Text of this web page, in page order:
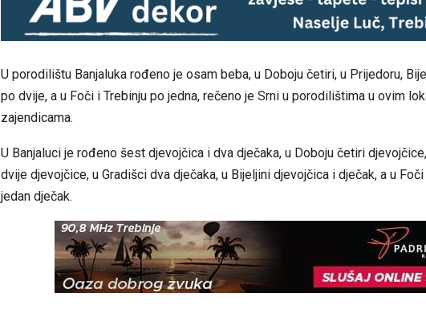
U porodilištu Banjaluka rođeno je osam beba, u Doboju četiri, u Prijedoru,
po dvije, a u Foči i Trebinju po jedna, rečeno je Srni u porodilištima u ovim
zajendicama.
U Banjaluci je rođeno šest djevojčica i dva dječaka, u Doboju četiri
dvije djevojčice, u Gradišci dva dječaka, u Bijeljini djevojčica i dječak, a u
jedan dječak.